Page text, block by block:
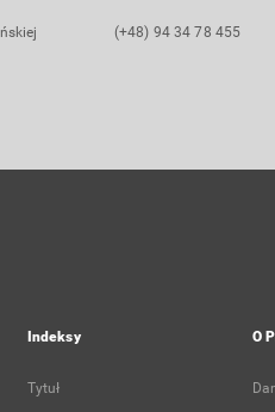
(+48) 94 34 78 455
Indeksy
Tytuł
O